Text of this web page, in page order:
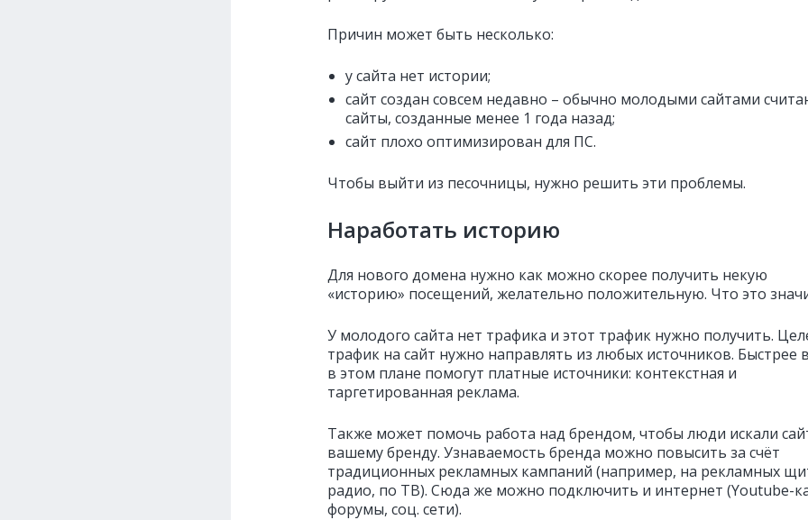
Причин может быть несколько:
у сайта нет истории;
сайт создан совсем недавно – обычно молодыми сайтами
сайты, созданные менее 1 года назад;
сайт плохо оптимизирован для ПС.
Чтобы выйти из песочницы, нужно решить эти проблемы.
Наработать историю
Для нового домена нужно как можно скорее получить некую
«историю» посещений, желательно положительную. Что это
У молодого сайта нет трафика и этот трафик нужно получить.
трафик на сайт нужно направлять из любых источников. Быстрее
в этом плане помогут платные источники: контекстная и
таргетированная реклама.
Также может помочь работа над брендом, чтобы люди искали
вашему бренду. Узнаваемость бренда можно повысить за счёт
традиционных рекламных кампаний (например, на рекламных
радио, по ТВ). Сюда же можно подключить и интернет (Youtube-
форумы, соц. сети).